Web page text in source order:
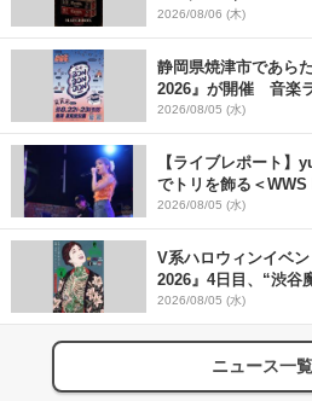
アーティストを一斉解
2026/08/06 (木)
静岡県焼津市であら
2026』が開催 音楽
メ×ランタンナイトで
2026/08/05 (水)
【ライブレポート】
でトリを飾る＜
2026/08/05 (水)
V系ハロウィンイベ
2026』4日目、“渋谷
組を発表
2026/08/05 (水)
ニュース一